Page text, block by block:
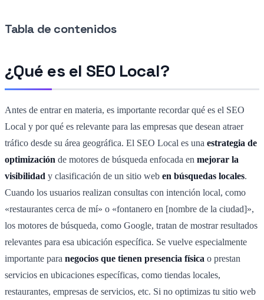
Tabla de contenidos
¿Qué es el SEO Local?
Antes de entrar en materia, es importante recordar qué es el SEO
Local y por qué es relevante para las empresas que desean atraer
tráfico desde su área geográfica. El SEO Local es una estrategia de
optimización de motores de búsqueda enfocada en mejorar la
visibilidad y clasificación de un sitio web en búsquedas locales.
Cuando los usuarios realizan consultas con intención local, como
«restaurantes cerca de mí» o «fontanero en [nombre de la ciudad]»,
los motores de búsqueda, como Google, tratan de mostrar resultados
relevantes para esa ubicación específica. Se vuelve especialmente
importante para negocios que tienen presencia física o prestan
servicios en ubicaciones específicas, como tiendas locales,
restaurantes, empresas de servicios, etc. Si no optimizas tu sitio web